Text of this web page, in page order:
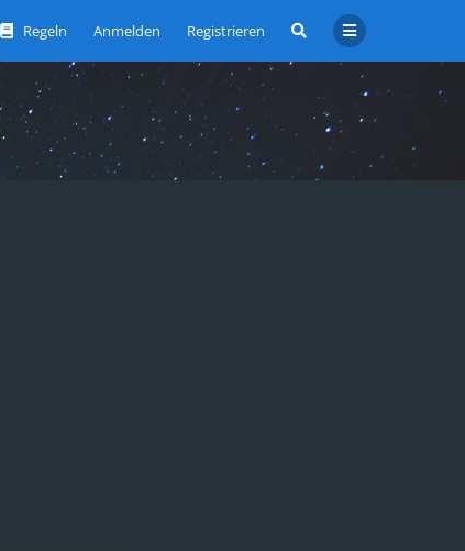
Regeln Anmelden Registrieren